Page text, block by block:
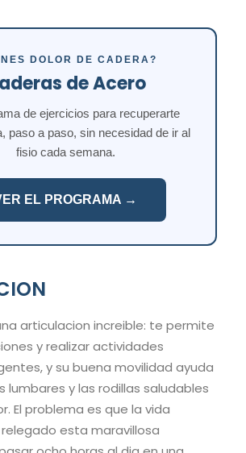
DOLOR DE CADERA?
de Acero
de ejercicios para recuperarte
paso a paso, sin necesidad de ir al
fisio cada semana.
EL PROGRAMA →
articulacion increible: te permite
y realizar actividades
y su buena movilidad ayuda
lumbares y las rodillas saludables
El problema es que la vida
esta maravillosa